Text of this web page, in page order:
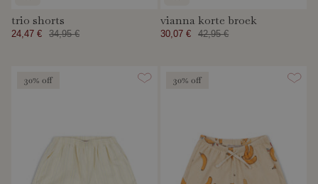
trio shorts
24,47 € 34,95 €
vianna korte broek
30,07 € 42,95 €
30% off 30% off